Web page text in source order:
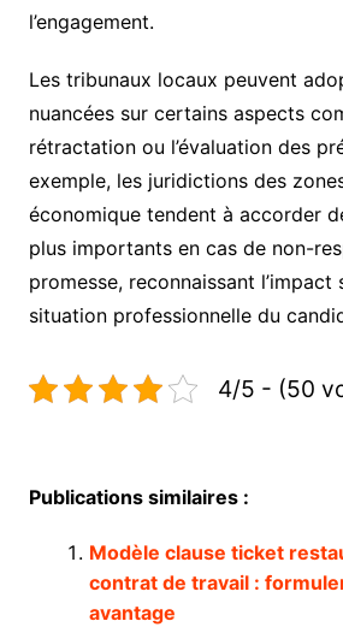
l’engagement.
Les tribunaux locaux peuvent
nuancées sur certains aspects
rétractation ou l’évaluation des
exemple, les juridictions des
économique tendent à accorder
plus importants en cas de non-
promesse, reconnaissant
situation professionnelle du
4/5 - (50
Publications similaires :
Modèle clause ticket
contrat de travail :
avantage